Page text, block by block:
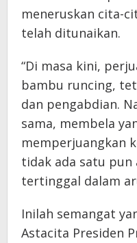
meneruskan cita-
telah ditunaikan.
“Di masa kini,
bambu runcing,
dan pengabdian.
sama, membela
memperjuangkan
tidak ada satu pun
tertinggal dalam
Inilah semangat
Astacita Presiden